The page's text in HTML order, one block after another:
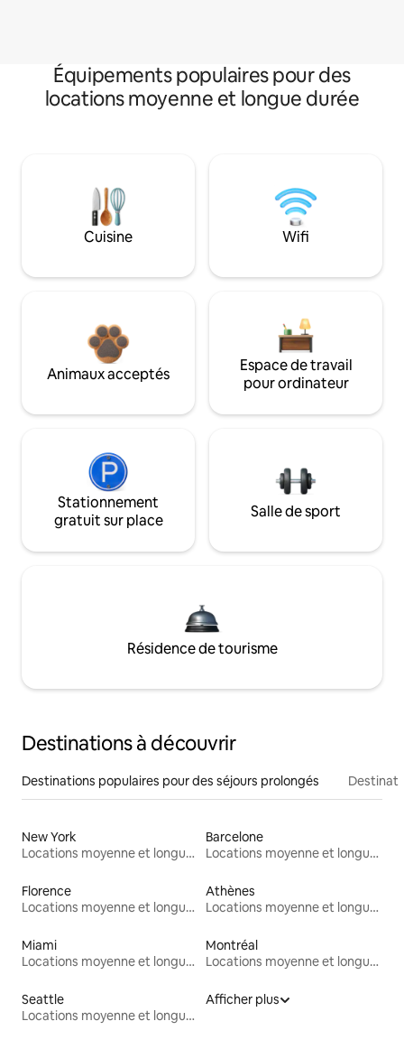
Équipements populaires pour des
locations moyenne et longue durée
Cuisine Wifi
Animaux acceptés
Espace de travail
pour ordinateur
Stationnement
gratuit sur place
Salle de sport
Résidence de tourisme
Destinations à découvrir
Destinations populaires pour des séjours prolongés
New York
Locations moyenne et longue durée
Barcelone
Locations moyenne et longue durée
Florence
Locations moyenne et longue durée
Athènes
Locations moyenne et longue durée
Miami
Locations moyenne et longue durée
Montréal
Locations moyenne et longue durée
Seattle
Locations moyenne et longue durée
Afficher plus